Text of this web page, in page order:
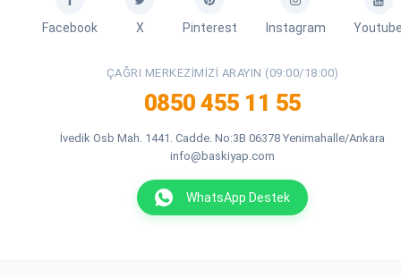
Facebook X Pinterest Instagram
ÇAĞRI MERKEZIMIZI ARAYIN (09:00/18:00)
0850 455 11 55
İvedik Osb Mah. 1441. Cadde. No:3B 06378 Yenimahalle/Ankara
info@baskiyap.com
WhatsApp Destek